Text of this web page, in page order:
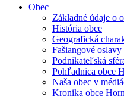
Obec
Základné údaje o
História obce
Geografická
Fašiangové
Podnikateľská
Pohľadnica obce
Naša obec v
Kronika obce